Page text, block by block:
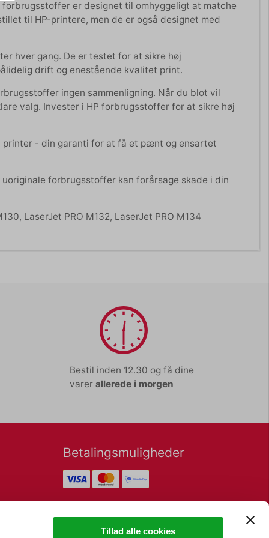
Tillad alle cookies
er designet til omhyggeligt at matche
til HP-printere, men de er også designet med
hver gang. De er testet for at sikre høj
drift og enestående kvalitet print.
ingen sammenligning. Når du blot vil
valg. Invester i HP forbrugsstoffer for at sikre høj
- din garanti for at få et pænt og ensartet
forbrugsstoffer kan forårsage skade i din
LaserJet PRO M132, LaserJet PRO M134
Bestil inden 12.30 og få dine
varer allerede i morgen
Betalingsmuligheder
Nyhedsbrev